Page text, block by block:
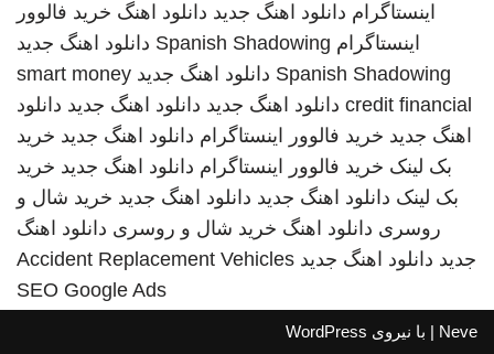
اینستاگرام دانلود اهنگ جدید دانلود اهنگ خرید فالوور
اینستاگرام Spanish Shadowing دانلود اهنگ جدید
Spanish Shadowing دانلود اهنگ جدید smart money
credit financial دانلود اهنگ جدید دانلود اهنگ جدید دانلود
اهنگ جدید خرید فالوور اینستاگرام دانلود اهنگ جدید خرید
بک لینک خرید فالوور اینستاگرام دانلود اهنگ جدید خرید
بک لینک دانلود اهنگ جدید دانلود اهنگ جدید خرید شال و
روسری دانلود اهنگ خرید شال و روسری دانلود اهنگ
جدید دانلود اهنگ جدید Accident Replacement Vehicles
SEO Google Ads
Neve | با نیروی WordPress